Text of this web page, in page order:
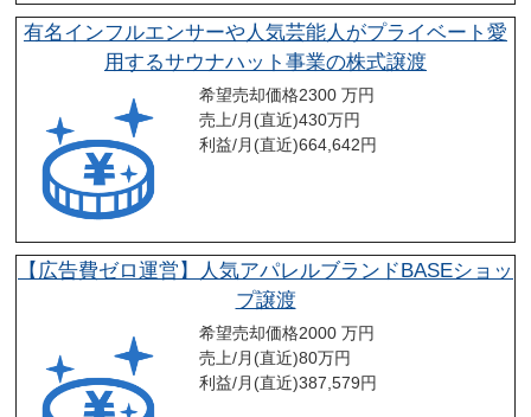
有名インフルエンサーや人気芸能人がプライベート愛
用するサウナハット事業の株式譲渡
希望売却価格2300 万円
売上/月(直近)430万円
利益/月(直近)664,642円
【広告費ゼロ運営】人気アパレルブランドBASEショッ
プ譲渡
希望売却価格2000 万円
売上/月(直近)80万円
利益/月(直近)387,579円